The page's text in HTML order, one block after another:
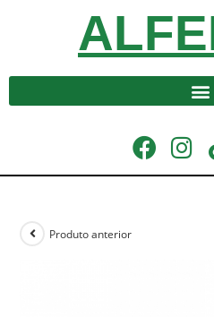
Produto anterior